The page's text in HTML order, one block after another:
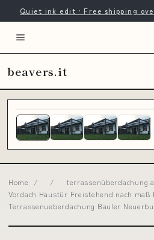
Quiet ink edit · Free shipping
beavers.it
Home / /
terrassenüberdachung
Vordach Haustür Freistehend nach maß
Terrassenueberdachung Bauler